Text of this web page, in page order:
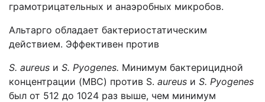
грамотрицательных и анаэробных микробов.
Альтарго обладает бактериостатическим
действием. Эффективен против
S. aureus и S. Pyogenes. Минимум бактерицидной
концентрации (MBC) против S. aureus и S. Pyogenes
был от 512 до 1024 раз выше, чем минимум